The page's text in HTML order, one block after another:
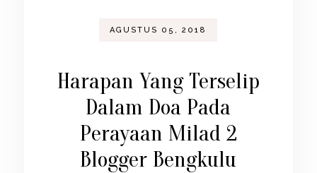
AGUSTUS 05, 2018
Harapan Yang Terselip
Dalam Doa Pada
Perayaan Milad 2
Blogger Bengkulu